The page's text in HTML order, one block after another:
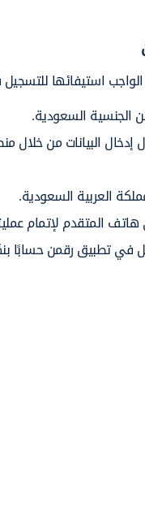
الواجب استيفائها
الجنسية السعودية.
البيانات من خلال
العربية السعودية.
هاتف المتقدم لإتمام
في تطبيق رقمن حسابًا